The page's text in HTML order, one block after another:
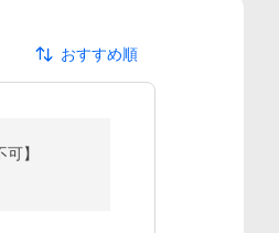
おすすめ順
】